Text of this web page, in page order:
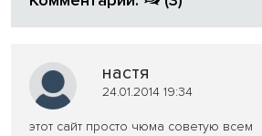
настя
24.01.2014 19:34
этот сайт просто чюма советую всем